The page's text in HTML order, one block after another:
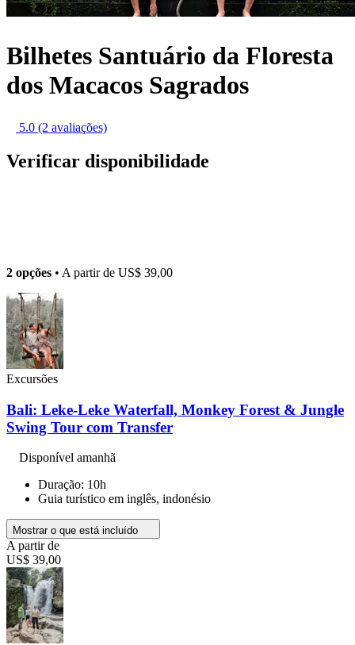
Bilhetes Santuário da Floresta
dos Macacos Sagrados
5.0 (2 avaliações)
Verificar disponibilidade
2 opções • A partir de US$ 39,00
Excursões
Bali: Leke-Leke Waterfall, Monkey Forest & Jungle
Swing Tour com Transfer
Disponível amanhã
Duração: 10h
Guia turístico em inglês, indonésio
Mostrar o que está incluído
A partir de
US$ 39,00